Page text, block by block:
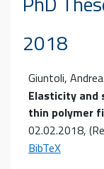
2018
Giuntoli, Andrea
Elasticity and
thin polymer
02.02.2018,
BibTeX